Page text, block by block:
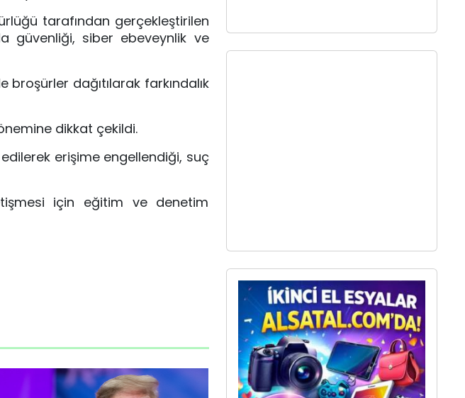
tarafından gerçekleştirilen
güvenliği, siber ebeveynlik ve
dağıtılarak farkındalık
dikkat çekildi.
erişime engellendiği, suç
için eğitim ve denetim